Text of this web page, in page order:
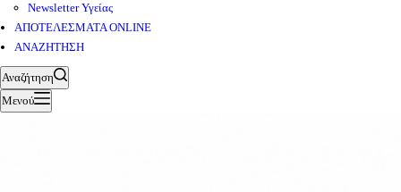
Newsletter Υγείας
ΑΠΟΤΕΛΕΣΜΑΤΑ ONLINE
ΑΝΑΖΗΤΗΣΗ
Αναζήτηση
Μενού